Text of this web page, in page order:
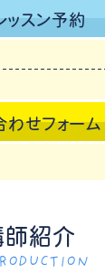
ッスン予約
わせフォーム
師紹介